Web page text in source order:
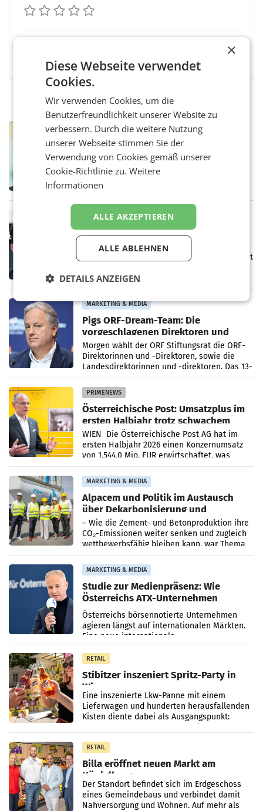
MARKETING & MEDIA
Sebastian Knabl wird Partner bei EY
Österreich
WIEN.Sebastian Knabl wird Partner bei EY
Österreich. In seiner neuen Funktion soll er
Banken und Finanzinstitute bei
Risikomanagement und bei
Transformationsprojekten
MARKETING & MEDIA
Magenta Telekom erhöht
Investitionen trotz leichtem
Umsatzrückgang
Der anhaltende Druck auf den Digitalstandort
Zahlen von Magenta Telekom wider. In den
verzeichnete
MARKETING & MEDIA
Pigs ORF-Dream-Team: Die
vorgeschlagenen Direktoren und
Direktorinnen
Morgen wählt der ORF Stiftungsrat die ORF-
Direktorinnen und -Direktoren, sowie die
Landesdirektorinnen und -direktoren. Das 13-
köpfige Wunschteam des ab 1. Jänner 2027
amtierenden
PRIMENEWS
Österreichische Post: Umsatzplus im
ersten Halbjahr trotz schwachem
Briefgeschäft
WIEN Die Österreichische Post AG hat im
ersten Halbjahr 2026 einen Konzernumsatz
von 1.544,0 Mio. EUR erwirtschaftet, was
einem Plus von 3,8 Prozent gegenüber dem
Vergleichszeitraum
MARKETING & MEDIA
Alpacem und Politik im Austausch
über Dekarbonisierung und
Energiepreise
– Wie die Zement- und Betonproduktion ihre
CO₂-Emissionen weiter senken und zugleich
wettbewerbsfähig bleiben kann, war Thema
eines Treffens zwischen Staatssekretärin
Elisabeth
MARKETING & MEDIA
Studie zur Medienpräsenz: Wie
Österreichs ATX-Unternehmen
international wahrgenommen
werden
Österreichs börsennotierte Unternehmen
agieren längst auf internationalen Märkten.
Eine neue internationale
Medienresonanzanalyse untersucht die
weltweite Berichterstattung über
RETAIL
Stibitzer inszeniert Spritz-Party in
Wien
Eine inszenierte Lkw-Panne mit einem
Lieferwagen und hunderten herausfallenden
Kisten diente dabei als Ausgangspunkt:
RETAIL
Billa eröffnet neuen Markt am
Küniglberg
Der Standort befindet sich im Erdgeschoss
eines Gemeindebaus und verbindet damit
Nahversorgung und Wohnen. Auf mehr als
×
Diese Webseite verwendet
Cookies.
Wir verwenden Cookies, um die
Benutzerfreundlichkeit unserer Website zu
verbessern. Durch die weitere Nutzung
unserer Webseite stimmen Sie der
Verwendung von Cookies gemäß unserer
Cookie-Richtlinie zu.Weitere
Informationen
ALLE AKZEPTIEREN
ALLE ABLEHNEN
DETAILS ANZEIGEN